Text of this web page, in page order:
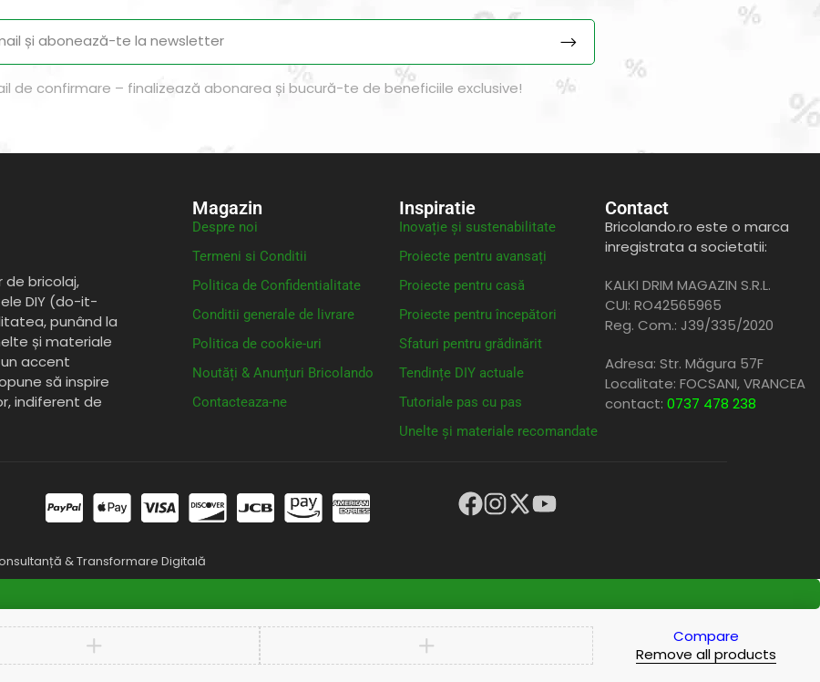
de confirmare – finalizează abonarea și bucură-te de beneficiile exclusive!
bricolaj,
DIY (do-it-
punând la
și materiale
accent
să inspire
indiferent de
Magazin
Despre noi
Termeni si Conditii
Politica de Confidentialitate
Conditii generale de livrare
Politica de cookie-uri
Noutăți & Anunțuri Bricolando
Contacteaza-ne
Inspiratie
Inovație și sustenabilitate
Proiecte pentru avansați
Proiecte pentru casă
Proiecte pentru începători
Sfaturi pentru grădinărit
Tendințe DIY actuale
Tutoriale pas cu pas
Unelte și materiale recomandate
Contact
Bricolando.ro este o marca
inregistrata a societatii:
KALKI DRIM MAGAZIN S.R.L.
CUI: RO42565965
Reg. Com.: J39/335/2020
Adresa: Str. Măgura 57F
Localitate: FOCSANI,VRANCEA
contact: 0737 478 238
& Transformare Digitală
Compare
Remove all products